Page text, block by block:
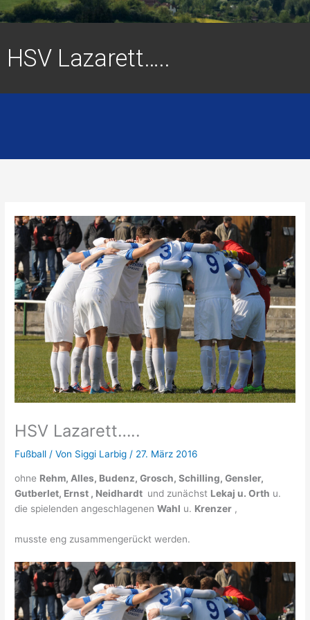
HSV Lazarett…..
HSV Lazarett…..
Fußball / Von Siggi Larbig / 27. März 2016
ohne Rehm, Alles, Budenz, Grosch, Schilling, Gensler,
Gutberlet, Ernst , Neidhardt und zunächst Lekaj u. Orth u.
die spielenden angeschlagenenWahl u. Krenzer ,
musste eng zusammengerückt werden.